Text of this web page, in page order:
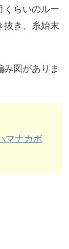
くらいのルー
抜き、糸始末
図がありま
マナカボ